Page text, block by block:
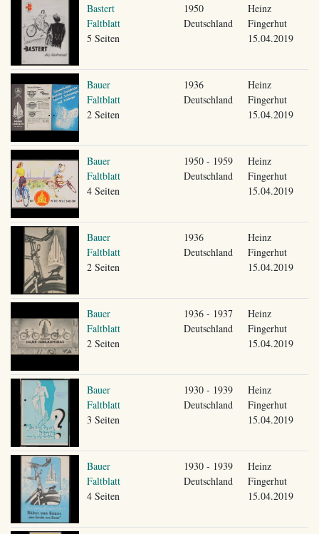
Bastert
Faltblatt
5 Seiten
1950
Deutschland
Heinz
Fingerhut
15.04.2019
Bauer
Faltblatt
2 Seiten
1936
Deutschland
Heinz
Fingerhut
15.04.2019
Bauer
Faltblatt
4 Seiten
1950 - 1959
Deutschland
Heinz
Fingerhut
15.04.2019
Bauer
Faltblatt
2 Seiten
1936
Deutschland
Heinz
Fingerhut
15.04.2019
Bauer
Faltblatt
2 Seiten
1936 - 1937
Deutschland
Heinz
Fingerhut
15.04.2019
Bauer
Faltblatt
3 Seiten
1930 - 1939
Deutschland
Heinz
Fingerhut
15.04.2019
Bauer
Faltblatt
4 Seiten
1930 - 1939
Deutschland
Heinz
Fingerhut
15.04.2019